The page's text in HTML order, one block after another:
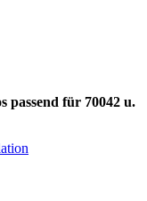
passend für 70042 u.